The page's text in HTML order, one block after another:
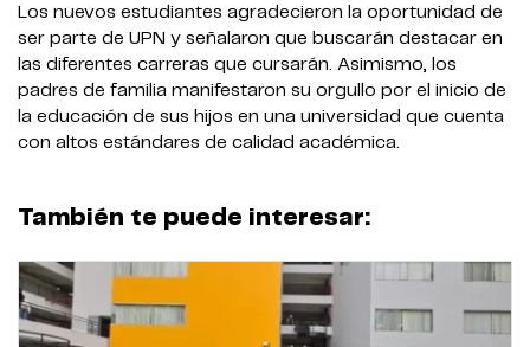
Los nuevos estudiantes agradecieron la oportunidad de
ser parte de UPN y señalaron que buscarán destacar en
las diferentes carreras que cursarán. Asimismo, los
padres de familia manifestaron su orgullo por el inicio de
la educación de sus hijos en una universidad que cuenta
con altos estándares de calidad académica.
También te puede interesar: